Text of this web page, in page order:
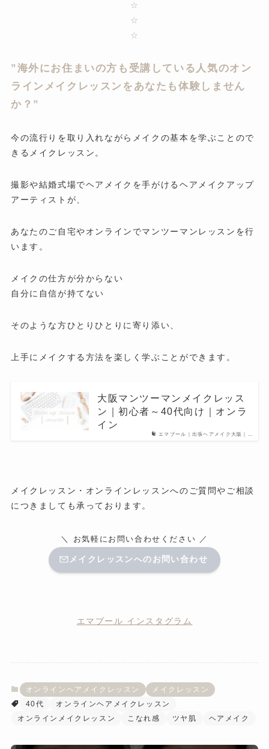
☆
☆
☆
”海外にお住まいの方も受講している人気のオン
ラインメイクレッスンをあなたも体験しません
か？”
今の流行りを取り入れながらメイクの基本を学ぶことので
きるメイクレッスン。
撮影や結婚式場でヘアメイクを手がけるヘアメイクアップ
アーティストが、
あなたのご自宅やオンラインでマンツーマンレッスンを行
います。
メイクの仕方が分からない
自分に自信が持てない
そのような方ひとりひとりに寄り添い、
上手にメイクする方法を楽しく学ぶことができます。
エマブール｜出張ヘアメイク大阪｜…
大阪マンツーマンメイクレッス
ン｜初心者～40代向け｜オンラ
イン
メイクレッスン・オンラインレッスンへのご質問やご相談
につきましても承っております。
＼ お気軽にお問い合わせください ／
メイクレッスンへのお問い合わせ
エマブール インスタグラム
オンラインヘアメイクレッスン
メイクレッスン
40代
オンラインヘアメイクレッスン
オンラインメイクレッスン
こなれ感 ツヤ肌 ヘアメイク